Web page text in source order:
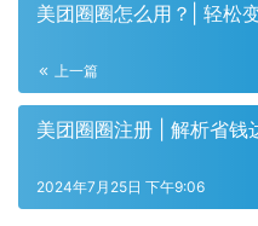
美团圈圈怎么用？| 轻松
上一篇
美团圈圈注册 | 解析省钱
2024年7月25日 下午9:06